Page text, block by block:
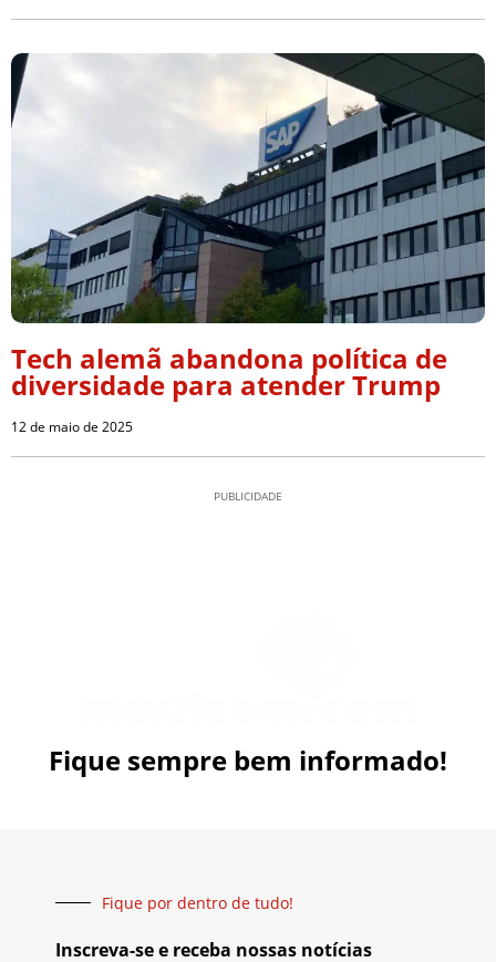
Tech alemã abandona política de
diversidade para atender Trump
12 de maio de 2025
PUBLICIDADE
Fique sempre bem informado!
Fique por dentro de tudo!
Inscreva-se e receba nossas notícias